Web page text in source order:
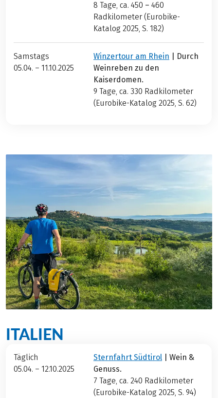
8 Tage, ca. 450 – 460
Radkilometer (Eurobike-
Katalog 2025, S. 182)
Samstags
05.04. – 11.10.2025
Winzertour am Rhein | Durch
Weinreben zu den
Kaiserdomen.
9 Tage, ca. 330 Radkilometer
(Eurobike-Katalog 2025, S. 62)
ITALIEN
Täglich
05.04. – 12.10.2025
Sternfahrt Südtirol | Wein &
Genuss.
7 Tage, ca. 240 Radkilometer
(Eurobike-Katalog 2025, S. 94)